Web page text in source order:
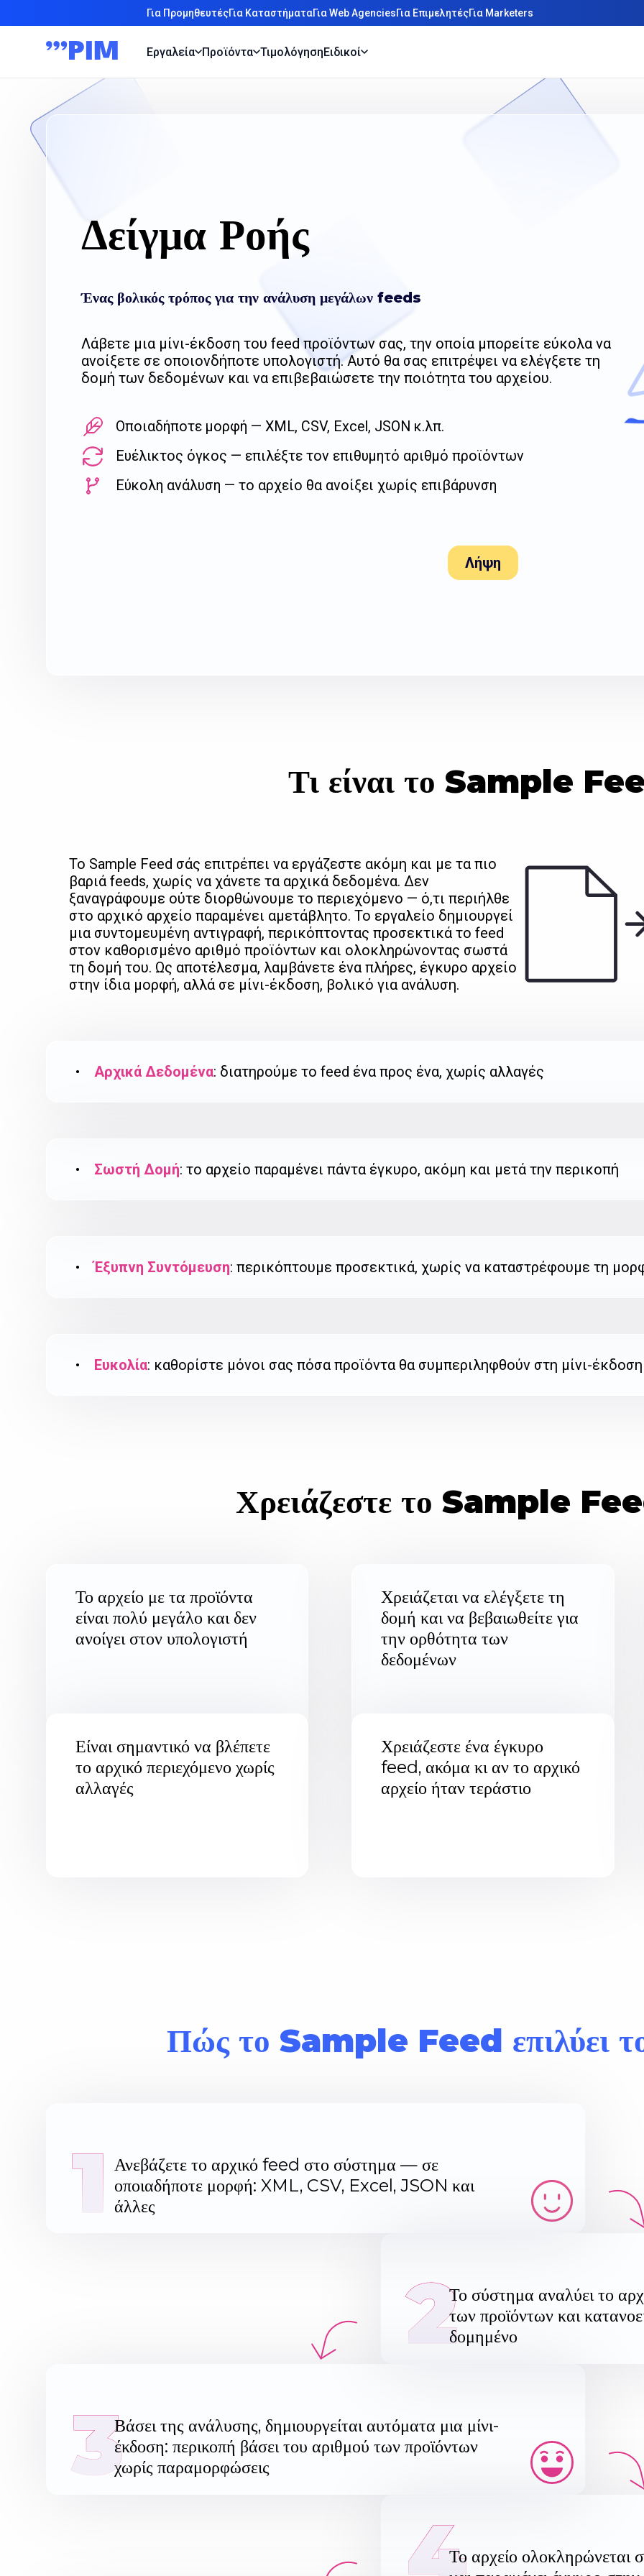
Για ΠρομηθευτέςΓια ΚαταστήματαΓια Web AgenciesΓια ΕπιμελητέςΓια Marketers
Εργαλεία Προϊόντα ΤιμολόγησηΕιδικοί
Δείγμα Ροής
Ένας βολικός τρόπος για την ανάλυση μεγάλων feeds
Λάβετε μια μίνι-έκδοση του feed προϊόντων σας, την οποία μπορείτε εύκολα να
ανοίξετε σε οποιονδήποτε υπολογιστή. Αυτό θα σας επιτρέψει να ελέγξετε τη
δομή των δεδομένων και να επιβεβαιώσετε την ποιότητα του αρχείου.
Οποιαδήποτε μορφή — XML, CSV, Excel, JSON κ.λπ.
Ευέλικτος όγκος — επιλέξτε τον επιθυμητό αριθμό προϊόντων
Εύκολη ανάλυση — το αρχείο θα ανοίξει χωρίς επιβάρυνση
Λήψη
Τι είναι το Sample
Το Sample Feed σάς επιτρέπει να εργάζεστε ακόμη και με τα πιο
βαριά feeds, χωρίς να χάνετε τα αρχικά δεδομένα. Δεν
ξαναγράφουμε ούτε διορθώνουμε το περιεχόμενο — ό,τι περιήλθε
στο αρχικό αρχείο παραμένει αμετάβλητο. Το εργαλείο δημιουργεί
μια συντομευμένη αντιγραφή, περικόπτοντας προσεκτικά το feed
στον καθορισμένο αριθμό προϊόντων και ολοκληρώνοντας σωστά
τη δομή του. Ως αποτέλεσμα, λαμβάνετε ένα πλήρες, έγκυρο αρχείο
στην ίδια μορφή, αλλά σε μίνι-έκδοση, βολικό για ανάλυση.
• Αρχικά Δεδομένα: διατηρούμε το feed ένα προς ένα, χωρίς αλλαγές
• Σωστή Δομή: το αρχείο παραμένει πάντα έγκυρο, ακόμη και μετά την περικοπή
•Έξυπνη Συντόμευση: περικόπτουμε προσεκτικά, χωρίς να καταστρέφουμε τη
• Ευκολία: καθορίστε μόνοι σας πόσα προϊόντα θα συμπεριληφθούν στη μίνι-έκδοση
Χρειάζεστε το Sample
Το αρχείο με τα προϊόντα
είναι πολύ μεγάλο και δεν
ανοίγει στον υπολογιστή
Χρειάζεται να ελέγξετε τη
δομή και να βεβαιωθείτε για
την ορθότητα των
δεδομένων
Είναι σημαντικό να βλέπετε
το αρχικό περιεχόμενο χωρίς
αλλαγές
Χρειάζεστε ένα έγκυρο
feed, ακόμα κι αν το αρχικό
αρχείο ήταν τεράστιο
Πώς το Sample Feed επιλύει
Ανεβάζετε το αρχικό feed στο σύστημα — σε
οποιαδήποτε μορφή: XML, CSV, Excel, JSON και
άλλες
1
Το σύστημα αναλύει το
των προϊόντων και
δομημένο
2
Βάσει της ανάλυσης, δημιουργείται αυτόματα μια μίνι-
έκδοση: περικοπή βάσει του αριθμού των προϊόντων
χωρίς παραμορφώσεις
3
Το αρχείο ολοκληρώνεται
4